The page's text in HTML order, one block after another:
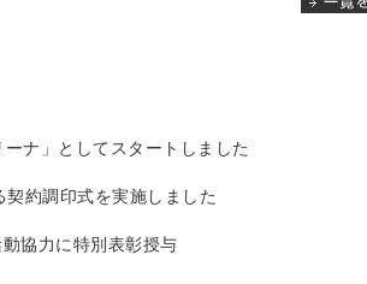
ナ」としてスタートしました
約調印式を実施しました
協力に特別表彰授与